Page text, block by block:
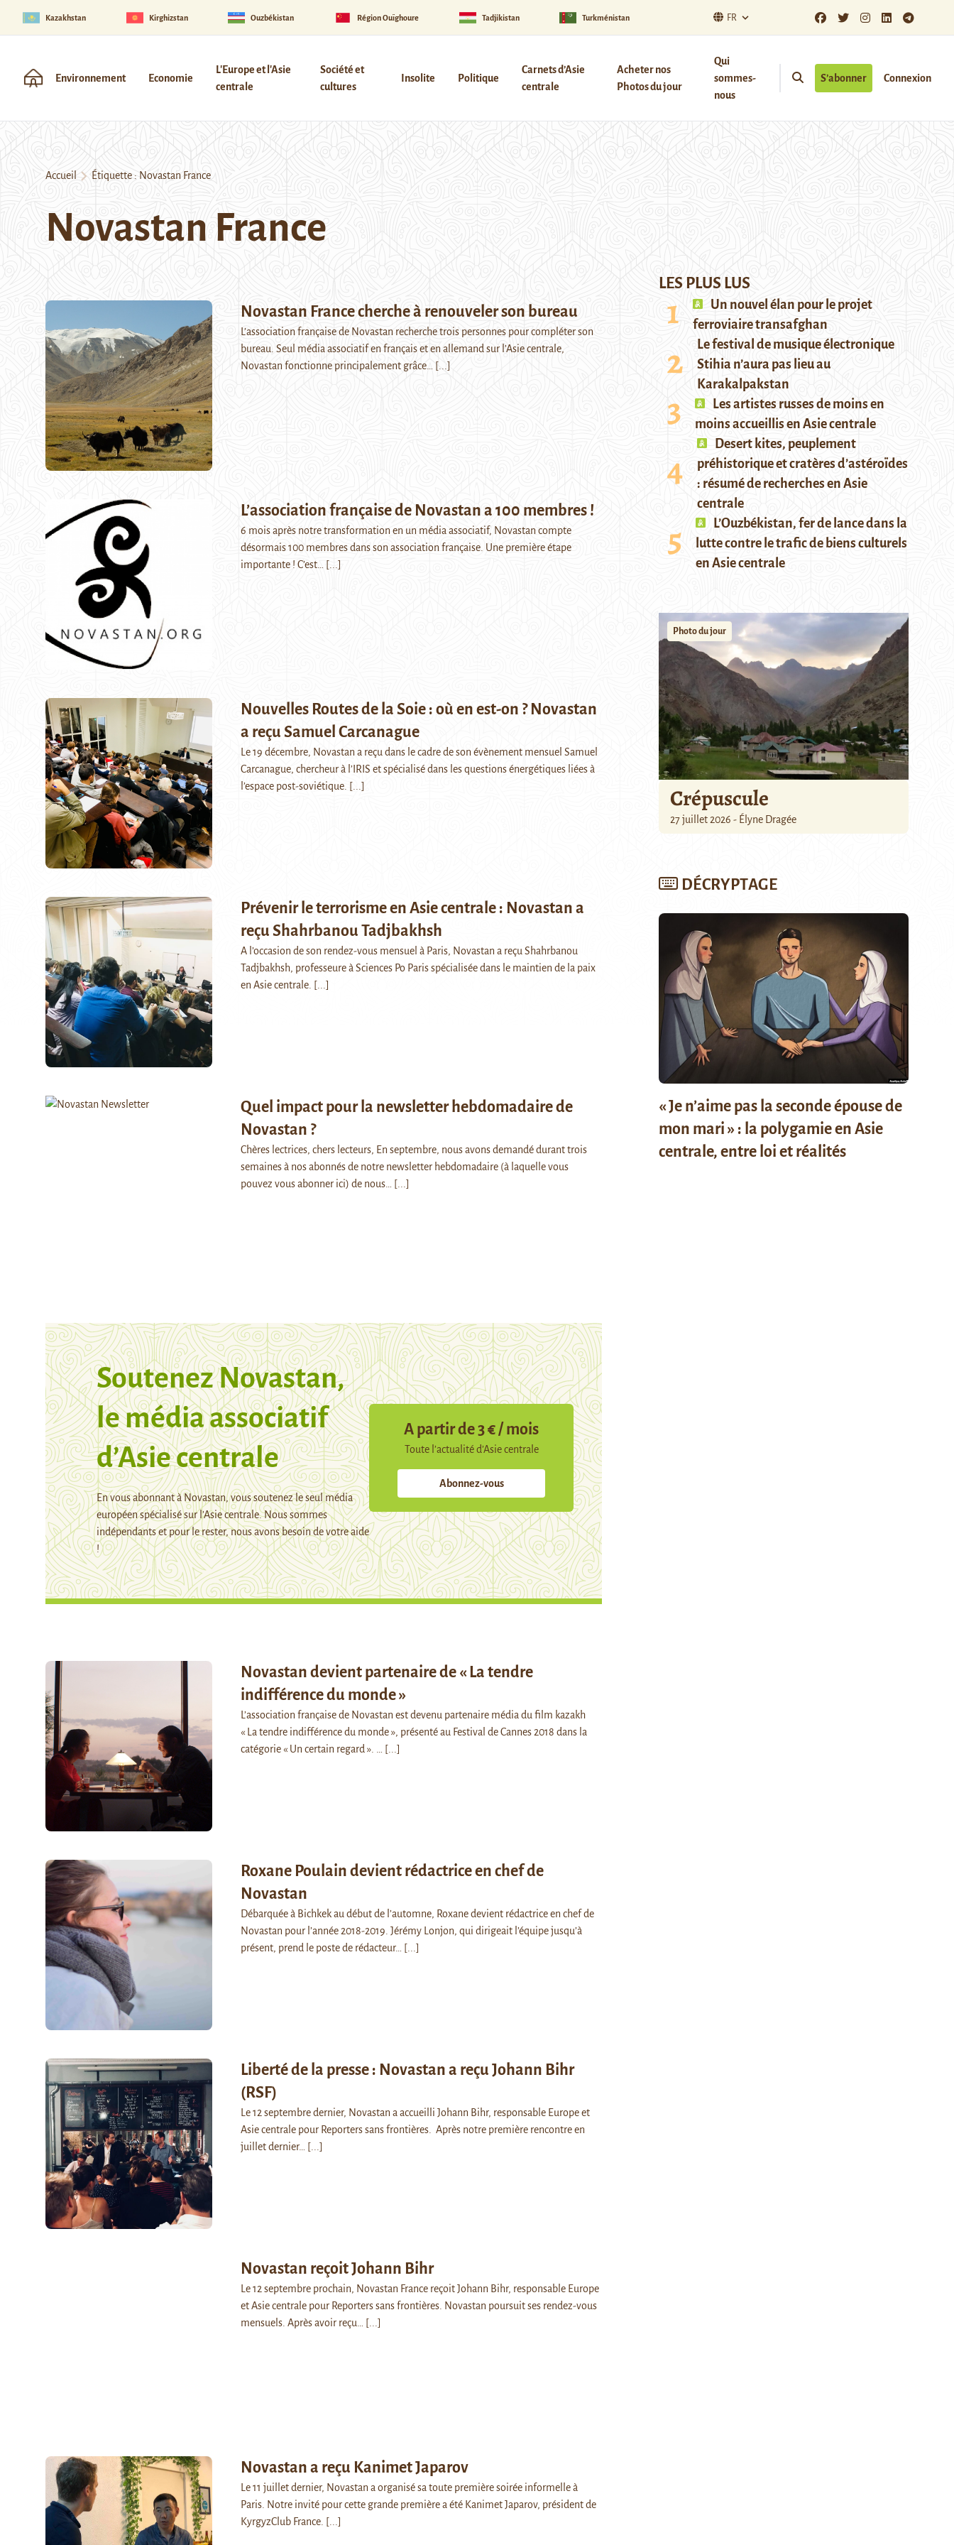
Kazakhstan Kirghizstan Ouzbékistan Région Ouïghoure Tadjikistan Turkménistan FR
Environnement Economie
L'Europe et l'Asie
centrale
Société et
cultures
Insolite Politique
Carnets d’Asie
centrale
Acheter nos
Photos du jour
Qui
sommes-
nous
S’abonner Connexion
Accueil Étiquette : Novastan France
Novastan France
Novastan France cherche à renouveler son bureau
L’association française de Novastan recherche trois personnes pour compléter son
bureau. Seul média associatif en français et en allemand sur l’Asie centrale,
Novastan fonctionne principalement grâce…
[...]
L’association française de Novastan a 100 membres !
6 mois après notre transformation en un média associatif, Novastan compte
désormais 100 membres dans son association française. Une première étape
importante ! C’est…
[...]
Nouvelles Routes de la Soie : où en est-on ? Novastan
a reçu Samuel Carcanague
Le 19 décembre, Novastan a reçu dans le cadre de son évènement mensuel Samuel
Carcanague, chercheur à l’IRIS et spécialisé dans les questions énergétiques liées à
l’espace post-soviétique. [...]
Prévenir le terrorisme en Asie centrale : Novastan a
reçu Shahrbanou Tadjbakhsh
A l’occasion de son rendez-vous mensuel à Paris, Novastan a reçu Shahrbanou
Tadjbakhsh, professeure à Sciences Po Paris spécialisée dans le maintien de la paix
en Asie centrale. [...]
Quel impact pour la newsletter hebdomadaire de
Novastan ?
Chères lectrices, chers lecteurs, En septembre, nous avons demandé durant trois
semaines à nos abonnés de notre newsletter hebdomadaire (à laquelle vous
pouvez vous abonner ici) de nous…
[...]
Soutenez Novastan,
le média associatif
d’Asie centrale
En vous abonnant à Novastan, vous soutenez le seul média
européen spécialisé sur l’Asie centrale. Nous sommes
indépendants et pour le rester, nous avons besoin de votre aide
!
A partir de 3 € / mois
Toute l’actualité d’Asie centrale
Abonnez-vous
Novastan devient partenaire de « La tendre
indifférence du monde »
L’association française de Novastan est devenu partenaire média du film kazakh
« La tendre indifférence du monde », présenté au Festival de Cannes 2018 dans la
catégorie « Un certain regard ». …
[...]
Roxane Poulain devient rédactrice en chef de
Novastan
Débarquée à Bichkek au début de l’automne, Roxane devient rédactrice en chef de
Novastan pour l’année 2018-2019. Jérémy Lonjon, qui dirigeait l’équipe jusqu’à
présent, prend le poste de rédacteur…
[...]
Liberté de la presse : Novastan a reçu Johann Bihr
(RSF)
Le 12 septembre dernier, Novastan a accueilli Johann Bihr, responsable Europe et
Asie centrale pour Reporters sans frontières. Après notre première rencontre en
juillet dernier…
[...]
Novastan reçoit Johann Bihr
Le 12 septembre prochain, Novastan France reçoit Johann Bihr, responsable Europe
et Asie centrale pour Reporters sans frontières. Novastan poursuit ses rendez-vous
mensuels. Après avoir reçu…
[...]
Novastan a reçu Kanimet Japarov
Le 11 juillet dernier, Novastan a organisé sa toute première soirée informelle à
Paris. Notre invité pour cette grande première a été Kanimet Japarov, président de
KyrgyzClub France. [...]
LES PLUS LUS
Un nouvel élan pour le projet
ferroviaire transafghan
Le festival de musique électronique
Stihia n’aura pas lieu au
Karakalpakstan
Les artistes russes de moins en
moins accueillis en Asie centrale
Desert kites, peuplement
préhistorique et cratères d’astéroïdes
: résumé de recherches en Asie
centrale
L’Ouzbékistan, fer de lance dans la
lutte contre le trafic de biens culturels
en Asie centrale
Photo du jour
Crépuscule
27 juillet 2026 - Élyne Dragée
DÉCRYPTAGE
« Je n’aime pas la seconde épouse de
mon mari » : la polygamie en Asie
centrale, entre loi et réalités